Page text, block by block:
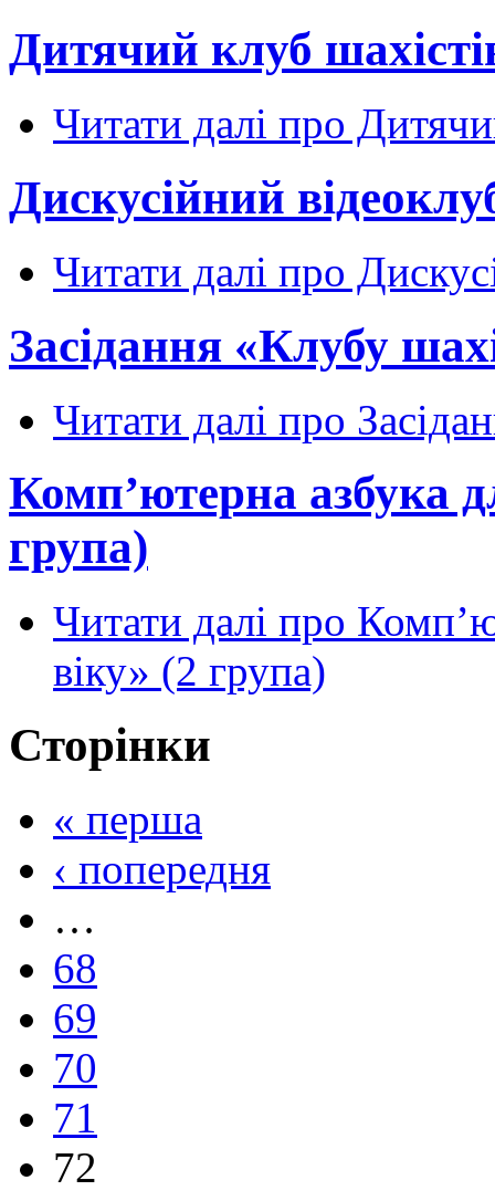
Дитячий клуб
Читати далі про
Дискусійний
Читати далі про
Засідання «Клубу
Читати далі про
Комп’ютерна азбука
група)
Читати далі про
віку» (2 група)
Сторінки
« перша
‹ попередня
…
68
69
70
71
72